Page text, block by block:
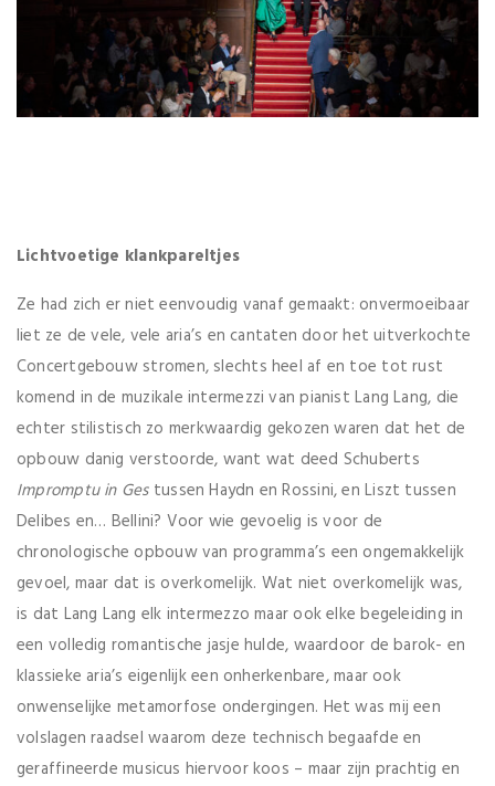
Lichtvoetige klankpareltjes
Ze had zich er niet eenvoudig vanaf gemaakt: onvermoeibaar
liet ze de vele, vele aria’s en cantaten door het uitverkochte
Concertgebouw stromen, slechts heel af en toe tot rust
komend in de muzikale intermezzi van pianist Lang Lang, die
echter stilistisch zo merkwaardig gekozen waren dat het de
opbouw danig verstoorde, want wat deed Schuberts
Impromptu in Gestussen Haydn en Rossini, en Liszt tussen
Delibes en… Bellini? Voor wie gevoelig is voor de
chronologische opbouw van programma’s een ongemakkelijk
gevoel, maar dat is overkomelijk. Wat niet overkomelijk was,
is dat Lang Lang elk intermezzo maar ook elke begeleiding in
een volledig romantische jasje hulde, waardoor de barok- en
klassieke aria’s eigenlijk een onherkenbare, maar ook
onwenselijke metamorfose ondergingen. Het was mij een
volslagen raadsel waarom deze technisch begaafde en
geraffineerde musicus hiervoor koos – maar zijn prachtig en